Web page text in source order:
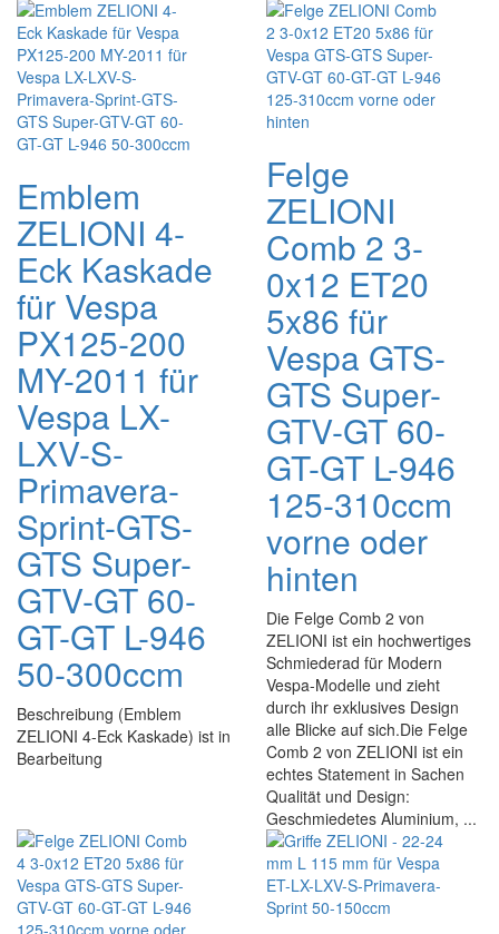
Emblem
ZELIONI 4-
Eck Kaskade
für Vespa
PX125-200
MY-2011 für
Vespa LX-
LXV-S-
Primavera-
Sprint-GTS-
GTS Super-
GTV-GT 60-
GT-GT L-946
50-300ccm
Beschreibung (Emblem
ZELIONI 4-Eck Kaskade) ist in
Bearbeitung
Felge
ZELIONI
Comb 2 3-
0x12 ET20
5x86 für
Vespa GTS-
GTS Super-
GTV-GT 60-
GT-GT L-946
125-310ccm
vorne oder
hinten
Die Felge Comb 2 von
ZELIONI ist ein hochwertiges
Schmiederad für Modern
Vespa-Modelle und zieht
durch ihr exklusives Design
alle Blicke auf sich.Die Felge
Comb 2 von ZELIONI ist ein
echtes Statement in Sachen
Qualität und Design:
Geschmiedetes Aluminium, ...